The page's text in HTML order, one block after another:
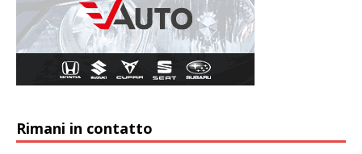
Rimani in contatto